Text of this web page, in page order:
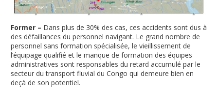
Former – Dans plus de 30% des cas, ces accidents sont dus à
des défaillances du personnel navigant. Le grand nombre de
personnel sans formation spécialisée, le vieillissement de
l’équipage qualifié et le manque de formation des équipes
administratives sont responsables du retard accumulé par le
secteur du transport fluvial du Congo qui demeure bien en
deçà de son potentiel.